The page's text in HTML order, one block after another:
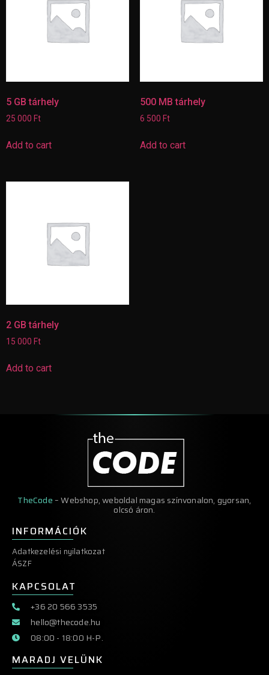
5 GB tárhely
25 000 Ft
Add to cart
500 MB tárhely
6 500 Ft
Add to cart
2 GB tárhely
15 000 Ft
Add to cart
TheCode– Webshop, weboldal magas színvonalon, gyorsan,
olcsó áron.
INFORMÁCIÓK
Adatkezelési nyilatkozat
ÁSZF
KAPCSOLAT
+36 20 566 3535
hello@thecode.hu
08:00 - 18:00 H-P.
MARADJ VELÜNK